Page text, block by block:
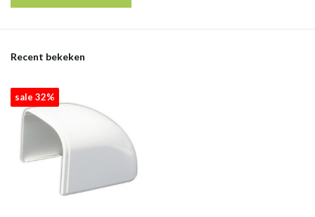
Recent bekeken
sale 32%